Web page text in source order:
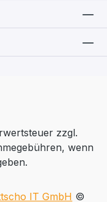
zzgl.
wenn
IT GmbH ©